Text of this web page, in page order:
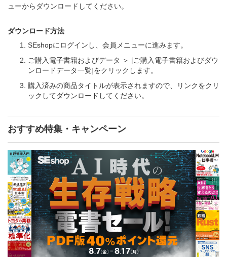
ューからダウンロードしてください。
ダウンロード方法
SEshopにログインし、会員メニューに進みます。
ご購入電子書籍およびデータ ＞ [ご購入電子書籍およびダウ
ンロードデータ一覧]をクリックします。
購入済みの商品タイトルが表示されますので、リンクをクリ
ックしてダウンロードしてください。
おすすめ特集・キャンペーン